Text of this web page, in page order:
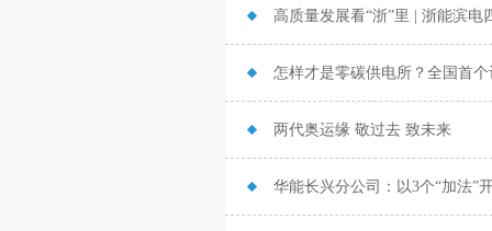
高质量发展看“浙”里 | 浙能滨
怎样才是零碳供电所？全国首
两代奥运缘 敬过去 致未来
华能长兴分公司：以3个“加法”